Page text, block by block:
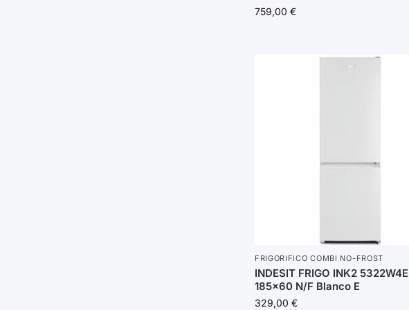
759,00 €
FRIGORIFICO COMBI NO-FROST
INDESIT FRIGO INK2 5322W4E
185×60 N/F Blanco E
329,00 €